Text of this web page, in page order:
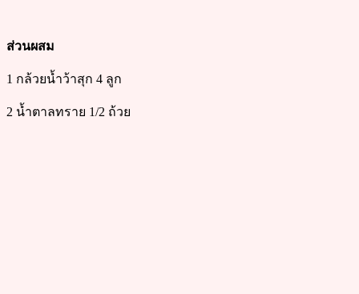
ส่วนผสม
1 กล้วยน้ำว้าสุก 4 ลูก
2 น้ำตาลทราย 1/2 ถ้วย